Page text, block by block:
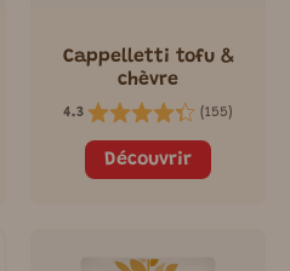
Cappelletti tofu &
chèvre
4.3 (155)
Découvrir